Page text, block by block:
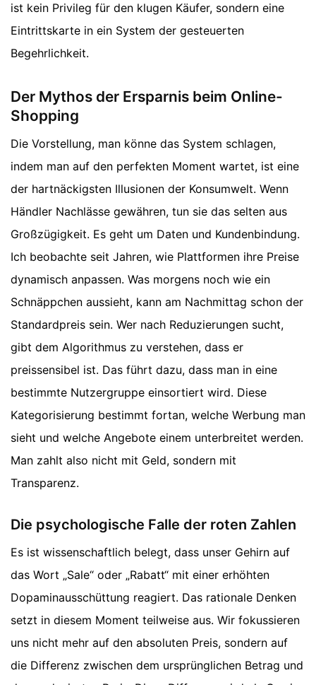
ist kein Privileg für den klugen Käufer, sondern eine
Eintrittskarte in ein System der gesteuerten
Begehrlichkeit.
Der Mythos der Ersparnis beim Online-
Shopping
Die Vorstellung, man könne das System schlagen,
indem man auf den perfekten Moment wartet, ist eine
der hartnäckigsten Illusionen der Konsumwelt. Wenn
Händler Nachlässe gewähren, tun sie das selten aus
Großzügigkeit. Es geht um Daten und Kundenbindung.
Ich beobachte seit Jahren, wie Plattformen ihre Preise
dynamisch anpassen. Was morgens noch wie ein
Schnäppchen aussieht, kann am Nachmittag schon der
Standardpreis sein. Wer nach Reduzierungen sucht,
gibt dem Algorithmus zu verstehen, dass er
preissensibel ist. Das führt dazu, dass man in eine
bestimmte Nutzergruppe einsortiert wird. Diese
Kategorisierung bestimmt fortan, welche Werbung man
sieht und welche Angebote einem unterbreitet werden.
Man zahlt also nicht mit Geld, sondern mit
Transparenz.
Die psychologische Falle der roten Zahlen
Es ist wissenschaftlich belegt, dass unser Gehirn auf
das Wort „Sale“ oder „Rabatt“ mit einer erhöhten
Dopaminausschüttung reagiert. Das rationale Denken
setzt in diesem Moment teilweise aus. Wir fokussieren
uns nicht mehr auf den absoluten Preis, sondern auf
die Differenz zwischen dem ursprünglichen Betrag und